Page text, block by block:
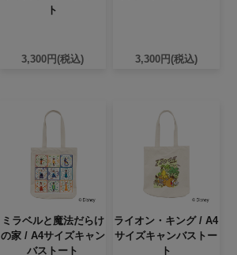
ト
3,300円(税込) 3,300円(税込)
ミラベルと魔法だらけ
の家 / A4サイズキャン
バストート
ライオン・キング / A4
サイズキャンバストー
ト